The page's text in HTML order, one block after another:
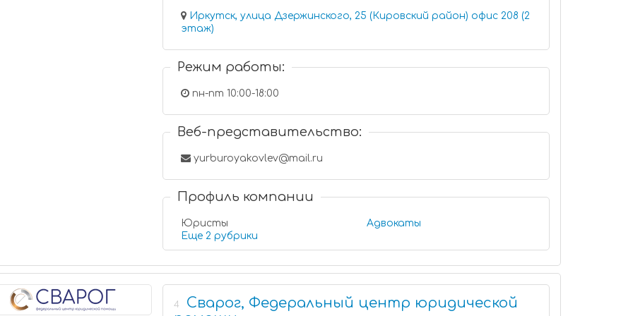
Иркутск, улица Дзержинского, 25 (Кировский район) офис 208 (2
этаж)
Режим работы:
пн-пт 10:00-18:00
Веб-представительство:
yurburoyakovlev@mail.ru
Профиль компании
Юристы
Адвокаты
Еще 2 рубрики
4
Сварог, Федеральный центр юридической